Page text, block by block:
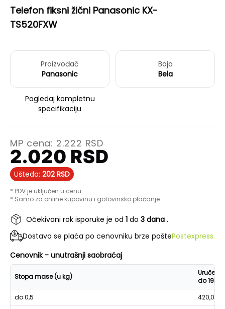
Telefon fiksni žični Panasonic KX-
TS520FXW
Proizvođač
Panasonic
Boja
Bela
Pogledaj kompletnu
specifikaciju
MP cena: 2.222 RSD
2.020 RSD
Ušteda: 202 RSD
* PDV je uključen u cenu
* Samo za online kupovinu i gotovinsko plaćanje
Očekivani rok isporuke je od 1 do 3 dana .
Dostava se plaća po cenovniku brze poštePostexpress.
Cenovnik - unutrašnji saobraćaj
Stopa mase (u kg)
Uručenje
do 19h
do 0,5
420,00